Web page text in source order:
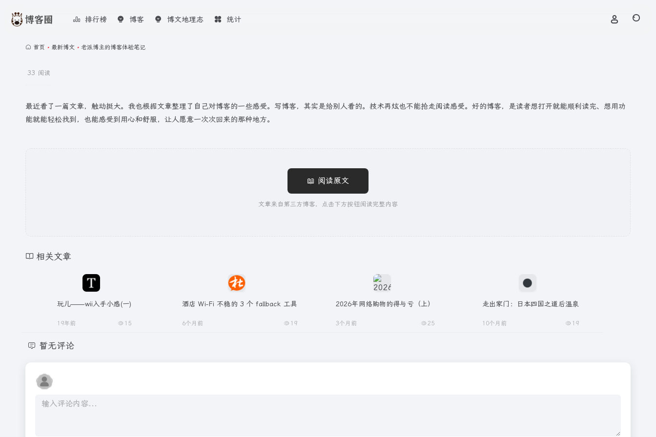
排行榜 博客 博文地理志 统计
首页 • 最新博文 • 老派博主的博客体验笔记
33 阅读
最近看了一篇文章，触动挺大。我也根据文章整理了自己对博客的一些感受。写博客，其实是给别人看的。技术再炫也不能抢走阅读感受。好的博客，是读者想打开就能顺利读完、想用功
能就能轻松找到，也能感受到用心和舒服，让人愿意一次次回来的那种地方。
📖 阅读原文
文章来自第三方博客，点击下方按钮阅读完整内容
相关文章
玩儿——wii入手小感(一)
19年前 15
酒店 Wi-Fi 不稳的 3 个 fallback 工具
6个月前 19
2026年网络购物的得与亏（上）
3个月前 25
走出家门：日本四国之道后温泉
10个月前 19
暂无评论